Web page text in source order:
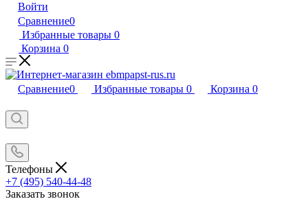
Войти
Сравнение0
Избранные товары 0
Корзина 0
Сравнение0 Избранные товары 0 Корзина 0
Телефоны
+7 (495) 540-44-48
Заказать звонок